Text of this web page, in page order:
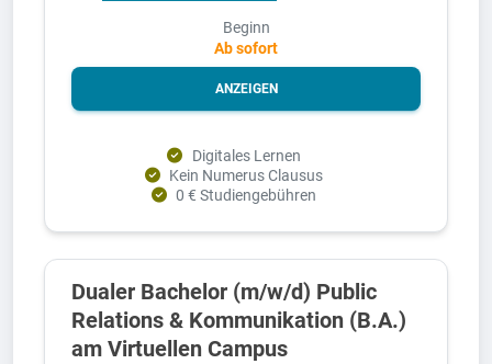
Beginn
Ab sofort
ANZEIGEN
Digitales Lernen
Kein Numerus Clausus
0 € Studiengebühren
Dualer Bachelor (m/w/d) Public
Relations & Kommunikation (B.A.)
am Virtuellen Campus